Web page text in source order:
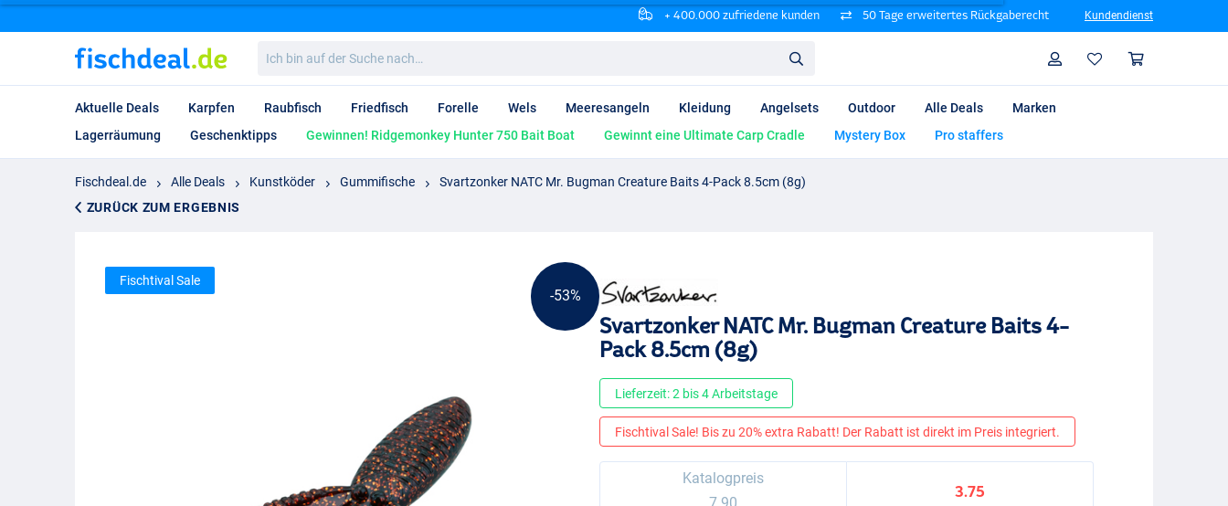
+ 400.000 zufriedene kunden 50 Tage erweitertes Rückgaberecht Kundendienst
bin
auf
Suche
nach…
Profil
Aktuelle Deals Karpfen Raubfisch Friedfisch Forelle Wels Meeresangeln Kleidung Angelsets Outdoor Alle Deals
Marken
Lagerräumung
Geschenktipps Gewinnen! Ridgemonkey Hunter 750 Bait Boat Gewinnt eine Ultimate Carp Cradle Mystery Box Pro staffers
Fischdeal.de Alle Deals Kunstköder Gummifische
Svartzonker NATC Mr. Bugman Creature Baits 4-Pack 8.5cm (8g)
ZURÜCK ZUM ERGEBNIS
-53%
Fischtival Sale
Svartzonker NATC Mr. Bugman Creature Baits 4-
Pack 8.5cm (8g)
Lieferzeit: 2 bis 4 Arbeitstage
Fischtival Sale! Bis zu 20% extra Rabatt! Der Rabatt ist direkt im Preis integriert.
Katalogpreis
3.75